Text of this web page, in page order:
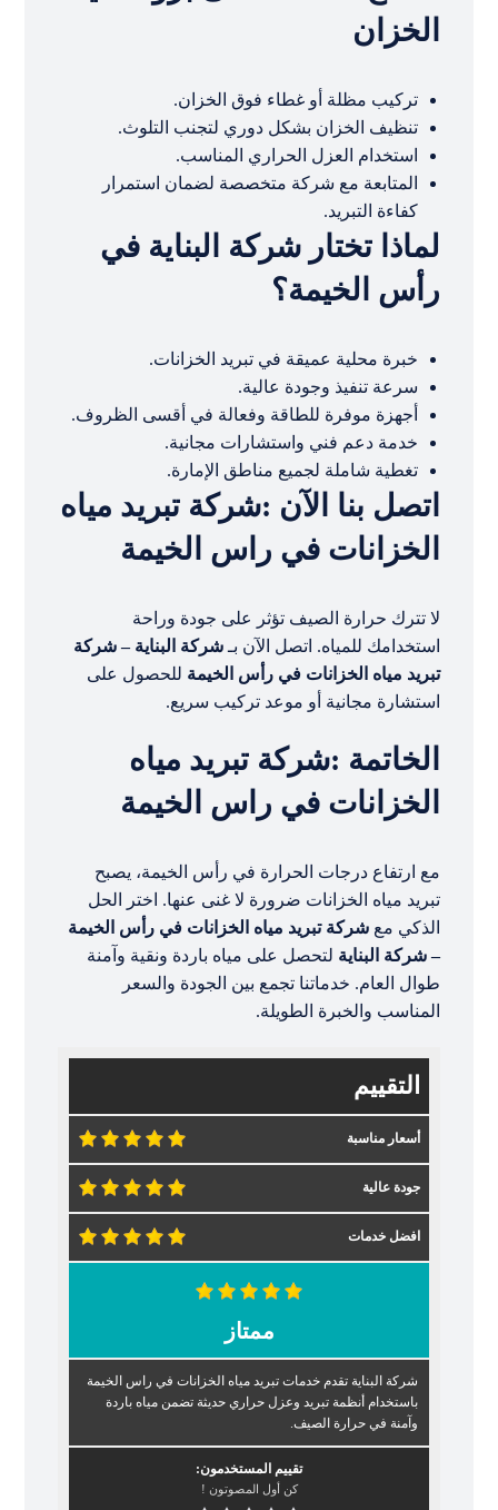
الخزان
تركيب مظلة أو غطاء فوق الخزان.
تنظيف الخزان بشكل دوري لتجنب التلوث.
استخدام العزل الحراري المناسب.
المتابعة مع شركة متخصصة لضمان استمرار
كفاءة التبريد.
لماذا تختار شركة البناية في
رأس الخيمة؟
خبرة محلية عميقة في تبريد الخزانات.
سرعة تنفيذ وجودة عالية.
أجهزة موفرة للطاقة وفعالة في أقسى الظروف.
خدمة دعم فني واستشارات مجانية.
تغطية شاملة لجميع مناطق الإمارة.
اتصل بنا الآن :شركة تبريد مياه
الخزانات في راس الخيمة
لا تترك حرارة الصيف تؤثر على جودة وراحة
استخدامك للمياه. اتصل الآن بـشركة البناية – شركة
تبريد مياه الخزانات في رأس الخيمة للحصول على
استشارة مجانية أو موعد تركيب سريع.
الخاتمة :شركة تبريد مياه
الخزانات في راس الخيمة
مع ارتفاع درجات الحرارة في رأس الخيمة، يصبح
تبريد مياه الخزانات ضرورة لا غنى عنها. اختر الحل
الذكي معشركة تبريد مياه الخزانات في رأس الخيمة
– شركة البناية لتحصل على مياه باردة ونقية وآمنة
طوال العام. خدماتنا تجمع بين الجودة والسعر
المناسب والخبرة الطويلة.
التقييم
أسعار مناسبة
جودة عالية
افضل خدمات
ممتاز
شركة البناية تقدم خدمات تبريد مياه الخزانات في راس الخيمة
باستخدام أنظمة تبريد وعزل حراري حديثة تضمن مياه باردة
وآمنة في حرارة الصيف.
تقييم المستخدمون:
كن أول المصوتون !